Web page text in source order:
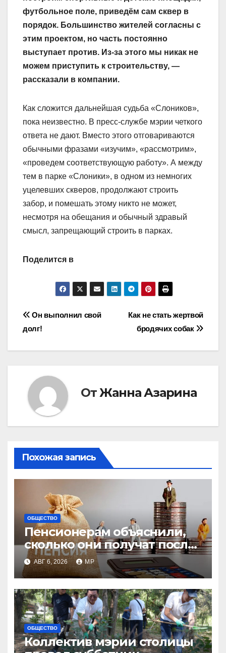
футбольное поле, приведём сам сквер в
порядок. Большинство жителей согласны с
этим проектом, но часть постоянно
выступает против. Из-за этого мы никак не
можем приступить к строительству, —
рассказали в компании.
Как сложится дальнейшая судьба «Слоников»,
пока неизвестно. В пресс-службе мэрии четкого
ответа не дают. Вместо этого отговариваются
обычными фразами «изучим», «рассмотрим»,
«проведем соответствующую работу». А между
тем в парке «Слоники», в одном из немногих
уцелевших скверов, продолжают строить
забор, и помешать этому никто не может,
несмотря на обещания и обычный здравый
смысл, запрещающий строить в парках.
Поделится в
Навигация
по
Как не стать жертвой
бродячих собак
Он выполнил свой
долг!
ОтЖанна Азарина
Похожая запись
ОБЩЕСТВО
Пенсионерам объяснили,
сколько они получат после
индексации
АВГ 6, 2026 MP
ОБЩЕСТВО
Коллектив мэрии столицы